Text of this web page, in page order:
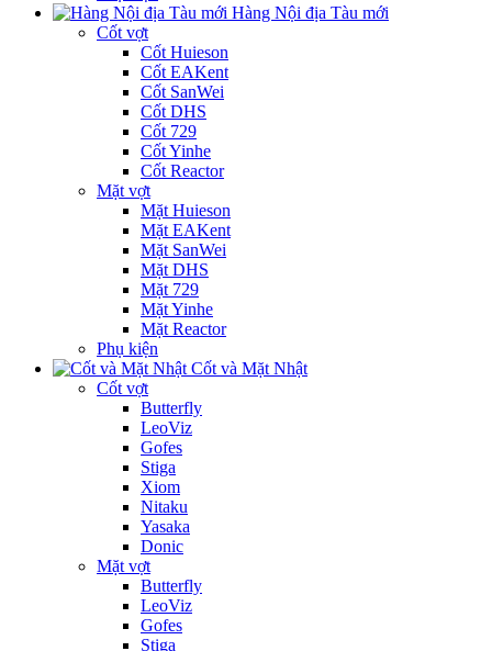
Hàng Nội địa Tàu mới
Cốt vợt
Cốt Huieson
Cốt EAKent
Cốt SanWei
Cốt DHS
Cốt 729
Cốt Yinhe
Cốt Reactor
Mặt vợt
Mặt Huieson
Mặt EAKent
Mặt SanWei
Mặt DHS
Mặt 729
Mặt Yinhe
Mặt Reactor
Phụ kiện
Cốt và Mặt Nhật
Cốt vợt
Butterfly
LeoViz
Gofes
Stiga
Xiom
Nitaku
Yasaka
Donic
Mặt vợt
Butterfly
LeoViz
Gofes
Stiga